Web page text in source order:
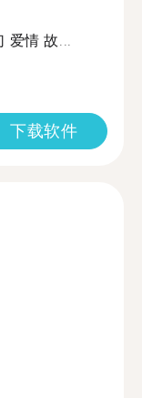
爱情 故...
下载软件